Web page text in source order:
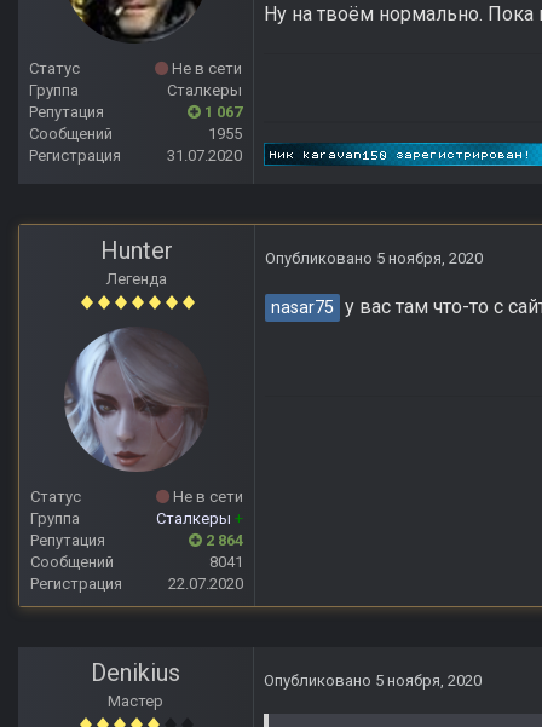
Статус
Не в сети
Группа
Сталкеры
Репутация
1 067
Сообщений
1955
Регистрация
31.07.2020
Ну на твоём нормально.
Hunter
Легенда
Статус
Не в сети
Группа
Сталкеры +
Репутация
2 864
Сообщений
8041
Регистрация
22.07.2020
Опубликовано 5 ноября, 2020
nasar75 у вас там что-то с
Denikius
Мастер
Опубликовано 5 ноября, 2020